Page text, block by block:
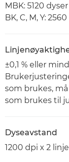
MBK: 5120 dyser
BK, C, M, Y:
±0,1 % eller
som brukes,
som brukes til
Dyseavstand
1200 dpi x 2